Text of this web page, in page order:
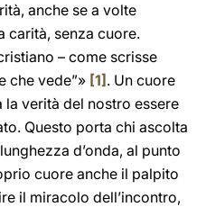
anche se a volte
carità, senza cuore.
– come scrisse
che vede”» [1] . Un cuore
verità del nostro essere
Questo porta chi ascolta
d’onda, al punto
cuore anche il palpito
il miracolo dell’incontro,